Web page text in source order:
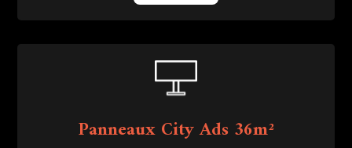
Panneaux City Ads 36m²